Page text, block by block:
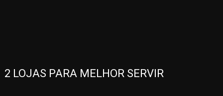
2 LOJAS PARA MELHOR SERVIR